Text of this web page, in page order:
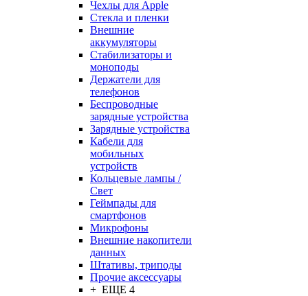
Чехлы для Apple
Стекла и пленки
Внешние
аккумуляторы
Стабилизаторы и
моноподы
Держатели для
телефонов
Беспроводные
зарядные устройства
Зарядные устройства
Кабели для
мобильных
устройств
Кольцевые лампы /
Свет
Геймпады для
смартфонов
Микрофоны
Внешние накопители
данных
Штативы, триподы
Прочие аксессуары
+ ЕЩЕ 4